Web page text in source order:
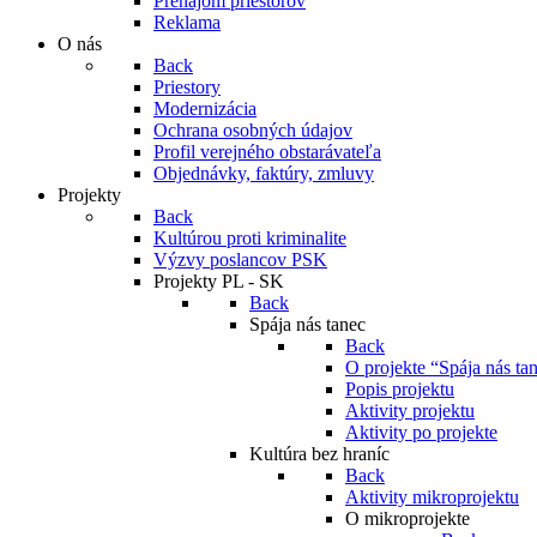
Reklama
O nás
Back
Priestory
Modernizácia
Ochrana osobných údajov
Profil verejného obstarávateľa
Objednávky, faktúry, zmluvy
Projekty
Back
Kultúrou proti kriminalite
Výzvy poslancov PSK
Projekty PL - SK
Back
Spája nás tanec
Back
O projekte “Spája nás
Popis projektu
Aktivity projektu
Aktivity po projekte
Kultúra bez hraníc
Back
Aktivity mikroprojektu
O mikroprojekte